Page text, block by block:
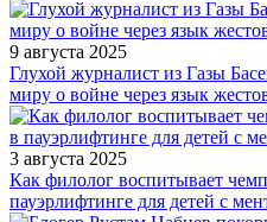
9 августа 2025
Глухой журналист из Газы
миру о войне через язык
3 августа 2025
Как филолог воспитывает
пауэрлифтинге для детей с